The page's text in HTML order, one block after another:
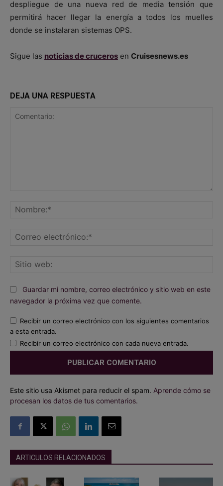
despliegue de una nueva red de media tensión que
permitirá hacer llegar la energía a todos los muelles
donde se instalaran sistemas OPS.
Sigue las noticias de cruceros en Cruisesnews.es
DEJA UNA RESPUESTA
Guardar mi nombre, correo electrónico y sitio web en este
navegador la próxima vez que comente.
Recibir un correo electrónico con los siguientes comentarios
a esta entrada.
Recibir un correo electrónico con cada nueva entrada.
Este sitio usa Akismet para reducir el spam. Aprende cómo se
procesan los datos de tus comentarios.
ARTICULOS RELACIONADOS